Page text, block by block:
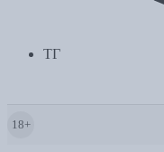
ТГ
18+